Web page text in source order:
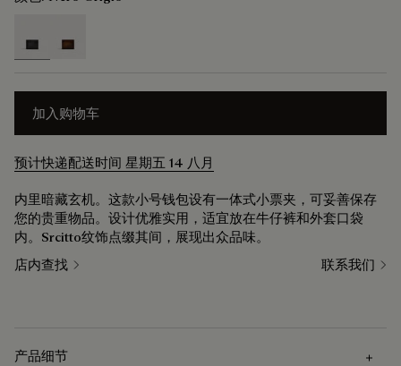
加入购物车
预计快递配送时间 星期五 14 八月
内里暗藏玄机。这款小号钱包设有一体式小票夹，可妥善保存
您的贵重物品。设计优雅实用，适宜放在牛仔裤和外套口袋
内。Srcitto纹饰点缀其间，展现出众品味。
店内查找
联系我们
产品细节